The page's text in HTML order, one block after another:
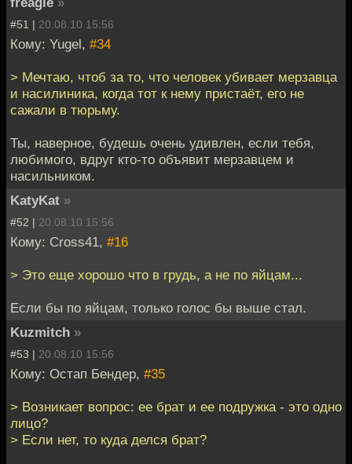
#51 | 20.08.10 15:56
Кому: Yugel, #34
> Мечтаю, чтоб за то, что человек убивает мерзавца
и насилиника, когда тот к нему пристаёт, его не
сажали в тюрьму.
Ты, наверное, будешь очень удивлен, если тебя,
любимого, вдруг кто-то объявит мерзавцем и
насильником.
KatyKat »
#52 | 20.08.10 15:56
Кому: Cross41, #16
> Это еще хорошо что в грудь, а не по яйцам...
Если бы по яйцам, только голос бы выше стал.
Kuzmitch »
#53 | 20.08.10 15:56
Кому: Остап Бендер, #35
> Возникает вопрос: ее брат и ее подружка - это одно
лицо?
> Если нет, то куда делся брат?